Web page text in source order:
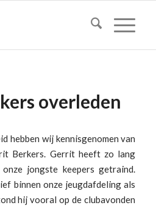
overleden
hebben wij kennisgenomen van
Berkers. Gerrit heeft zo lang
jongste keepers getraind.
binnen onze jeugdafdeling als
hij vooral op de clubavonden